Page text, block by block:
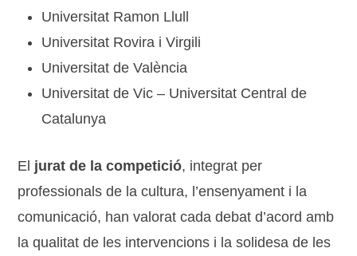
Universitat Ramon Llull
Universitat Rovira i Virgili
Universitat de València
Universitat de Vic – Universitat Central de
Catalunya
El jurat de la competició, integrat per
professionals de la cultura, l’ensenyament i la
comunicació, han valorat cada debat d’acord amb
la qualitat de les intervencions i la solidesa de les